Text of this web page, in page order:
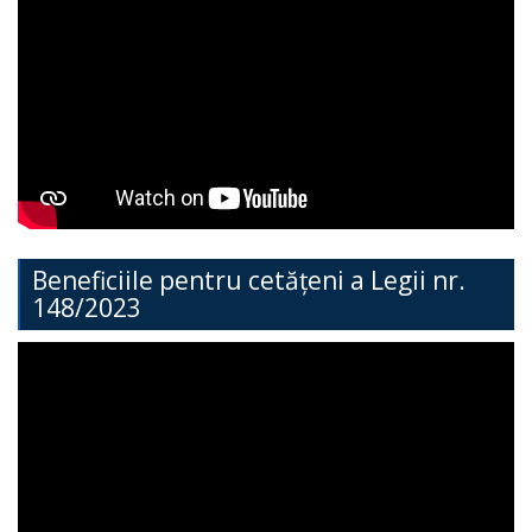
Secția
Contabilitate
Serviciul
Beneficiile pentru cetățeni a Legii nr.
148/2023